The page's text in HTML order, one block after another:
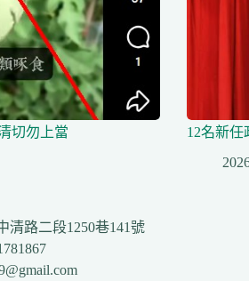
切勿上當
12名新
清路二段1250巷141號